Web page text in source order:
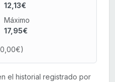
12,13€
Máximo
17,95€
el historial registrado por